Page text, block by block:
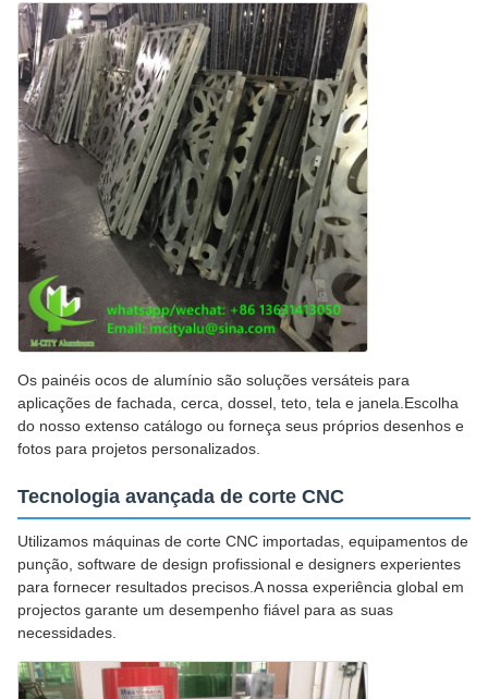
Os painéis ocos de alumínio são soluções versáteis para
aplicações de fachada, cerca, dossel, teto, tela e janela.Escolha
do nosso extenso catálogo ou forneça seus próprios desenhos e
fotos para projetos personalizados.
Tecnologia avançada de corte CNC
Utilizamos máquinas de corte CNC importadas, equipamentos de
punção, software de design profissional e designers experientes
para fornecer resultados precisos.A nossa experiência global em
projectos garante um desempenho fiável para as suas
necessidades.